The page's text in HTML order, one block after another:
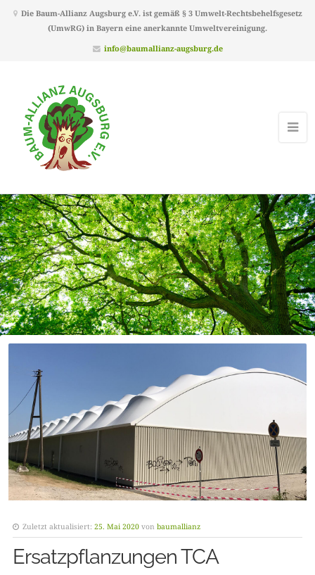
Die Baum-Allianz Augsburg e.V. ist gemäß § 3 Umwelt-Rechtsbehelfsgesetz
(UmwRG) in Bayern eine anerkannte Umweltvereinigung.
info@baumallianz-augsburg.de
Zuletzt aktualisiert: 25. Mai 2020 von baumallianz
Ersatzpflanzungen TCA